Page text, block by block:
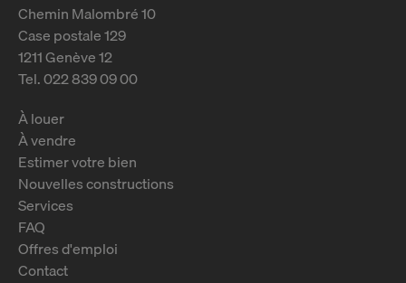
Chemin Malombré 10
Case postale 129
1211 Genève 12
Tel. 022 839 09 00
À louer
À vendre
Estimer votre bien
Nouvelles constructions
Services
FAQ
Offres d'emploi
Contact